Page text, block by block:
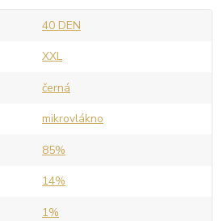
40 DEN
XXL
černá
mikrovlákno
85%
14%
1%